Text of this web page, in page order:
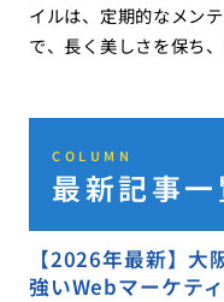
イルは、定期的なメン
で、長く美しさを保ち
COLUMN
最新記事一
【2026年最新】大
強いWebマーケテ